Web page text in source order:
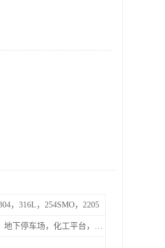
，316L，254SMO，2205
电厂，钢结构平台，地下停车场，化工平台，港口码头